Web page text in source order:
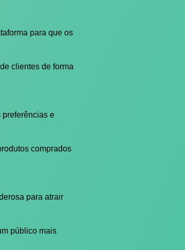
para que os
clientes de forma
preferências e
comprados
para atrair
público mais